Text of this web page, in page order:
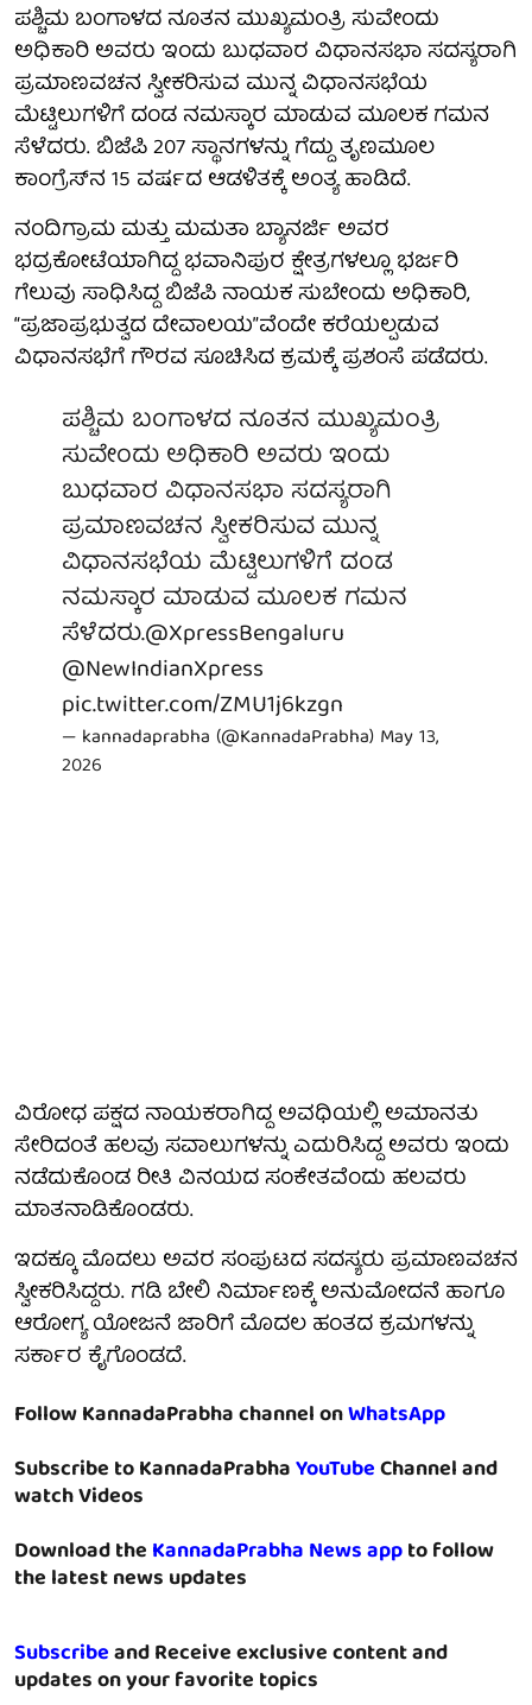
ಪಶ್ಚಿಮ ಬಂಗಾಳದ ನೂತನ ಮುಖ್ಯಮಂತ್ರಿ ಸುವೇಂದು
ಅಧಿಕಾರಿ ಅವರು ಇಂದು ಬುಧವಾರ ವಿಧಾನಸಭಾ ಸದಸ್ಯರಾಗಿ
ಪ್ರಮಾಣವಚನ ಸ್ವೀಕರಿಸುವ ಮುನ್ನ ವಿಧಾನಸಭೆಯ
ಮೆಟ್ಟಿಲುಗಳಿಗೆ ದಂಡ ನಮಸ್ಕಾರ ಮಾಡುವ ಮೂಲಕ ಗಮನ
ಸೆಳೆದರು. ಬಿಜೆಪಿ 207 ಸ್ಥಾನಗಳನ್ನು ಗೆದ್ದು ತೃಣಮೂಲ
ಕಾಂಗ್ರೆಸ್‌ನ 15 ವರ್ಷದ ಆಡಳಿತಕ್ಕೆ ಅಂತ್ಯ ಹಾಡಿದೆ.
ನಂದಿಗ್ರಾಮ ಮತ್ತು ಮಮತಾ ಬ್ಯಾನರ್ಜಿ ಅವರ
ಭದ್ರಕೋಟೆಯಾಗಿದ್ದ ಭವಾನಿಪುರ ಕ್ಷೇತ್ರಗಳಲ್ಲೂ ಭರ್ಜರಿ
ಗೆಲುವು ಸಾಧಿಸಿದ್ದ ಬಿಜೆಪಿ ನಾಯಕ ಸುಬೇಂದು ಅಧಿಕಾರಿ,
“ಪ್ರಜಾಪ್ರಭುತ್ವದ ದೇವಾಲಯ”ವೆಂದೇ ಕರೆಯಲ್ಪಡುವ
ವಿಧಾನಸಭೆಗೆ ಗೌರವ ಸೂಚಿಸಿದ ಕ್ರಮಕ್ಕೆ ಪ್ರಶಂಸೆ ಪಡೆದರು.
ಪಶ್ಚಿಮ ಬಂಗಾಳದ ನೂತನ ಮುಖ್ಯಮಂತ್ರಿ
ಸುವೇಂದು ಅಧಿಕಾರಿ ಅವರು ಇಂದು
ಬುಧವಾರ ವಿಧಾನಸಭಾ ಸದಸ್ಯರಾಗಿ
ಪ್ರಮಾಣವಚನ ಸ್ವೀಕರಿಸುವ ಮುನ್ನ
ವಿಧಾನಸಭೆಯ ಮೆಟ್ಟಿಲುಗಳಿಗೆ ದಂಡ
ನಮಸ್ಕಾರ ಮಾಡುವ ಮೂಲಕ ಗಮನ
ಸೆಳೆದರು.@XpressBengaluru
@NewIndianXpress
pic.twitter.com/ZMU1j6kzgn
— kannadaprabha (@KannadaPrabha) May 13,
2026
ವಿರೋಧ ಪಕ್ಷದ ನಾಯಕರಾಗಿದ್ದ ಅವಧಿಯಲ್ಲಿ ಅಮಾನತು
ಸೇರಿದಂತೆ ಹಲವು ಸವಾಲುಗಳನ್ನು ಎದುರಿಸಿದ್ದ ಅವರು ಇಂದು
ನಡೆದುಕೊಂಡ ರೀತಿ ವಿನಯದ ಸಂಕೇತವೆಂದು ಹಲವರು
ಮಾತನಾಡಿಕೊಂಡರು.
ಇದಕ್ಕೂ ಮೊದಲು ಅವರ ಸಂಪುಟದ ಸದಸ್ಯರು ಪ್ರಮಾಣವಚನ
ಸ್ವೀಕರಿಸಿದ್ದರು. ಗಡಿ ಬೇಲಿ ನಿರ್ಮಾಣಕ್ಕೆ ಅನುಮೋದನೆ ಹಾಗೂ
ಆರೋಗ್ಯ ಯೋಜನೆ ಜಾರಿಗೆ ಮೊದಲ ಹಂತದ ಕ್ರಮಗಳನ್ನು
ಸರ್ಕಾರ ಕೈಗೊಂಡದೆ.
Follow KannadaPrabha channel onWhatsApp
Subscribe to KannadaPrabhaYouTubeChannel and
watch Videos
Download theKannadaPrabha News appto follow
the latest news updates
Subscribeand Receive exclusive content and
updates on your favorite topics